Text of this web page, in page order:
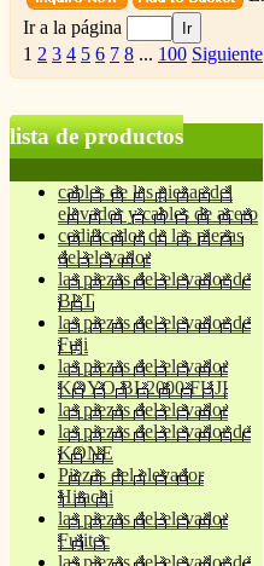
Ir a la página
1 2 3 4 5 6 7 8 ... 100 Siguiente
lista de productos
cables de las piezas del
elevador y cables de acero
codificador de las piezas
del elevador
las piezas del elevador de
BLT
las piezas del elevador de
Fuji
las piezas del elevador
KOYO BL2000 FUJI
las piezas del elevador
las piezas del elevador de
KONE
Piezas del elevador
Hitachi
las piezas del elevador
Fujitec
las piezas del elevador de